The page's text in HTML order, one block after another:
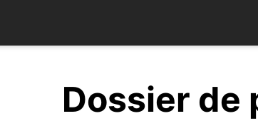
Dossier de